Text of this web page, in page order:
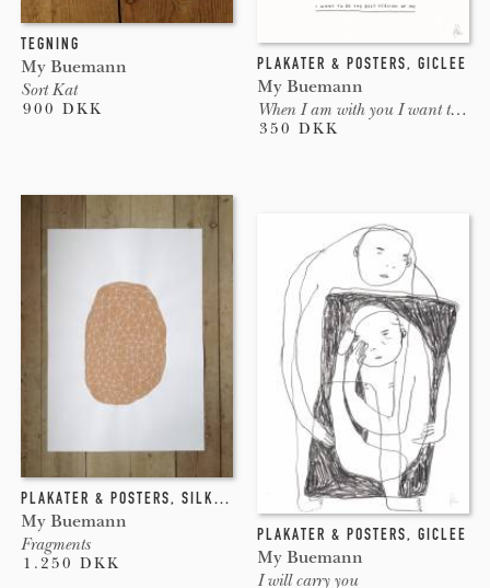
TEGNING
My Buemann
Sort Kat
900 DKK
PLAKATER & POSTERS, GICLEE
My Buemann
When I am with you I want to be the best version of me
350 DKK
PLAKATER & POSTERS, SILKETRYK
My Buemann
Fragments
1.250 DKK
PLAKATER & POSTERS, GICLEE
My Buemann
I will carry you